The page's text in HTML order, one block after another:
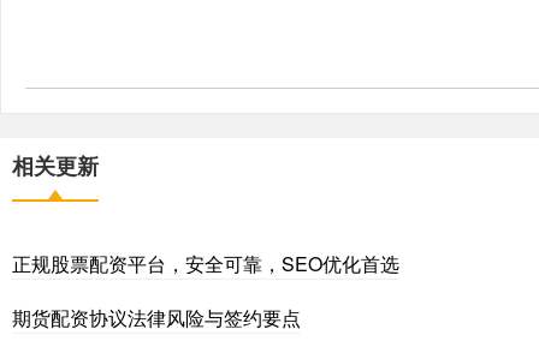
相关更新
正规股票配资平台，安全可靠，SEO优化首选
期货配资协议法律风险与签约要点